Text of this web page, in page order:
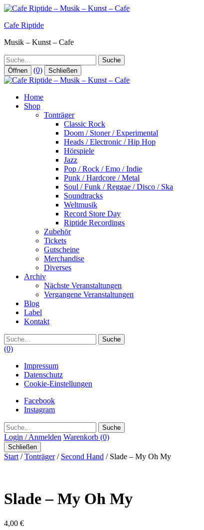
Zum
springen
Cafe Riptide
Musik – Kunst – Cafe
Suche
Öffnen (0) Schließen
Home
Shop
Tonträger
Classic Rock
Doom / Stoner / Experimental
Heads / Electronic / Hip Hop
Hörspiele
Jazz
Pop / Rock / Emo / Indie
Punk / Hardcore / Metal
Soul / Funk / Reggae / Disco / Ska
Soundtracks
Weltmusik
Record Store Day
Riptide Recordings
Zubehör
Tickets
Gutscheine
Merchandise
Diverses
Archiv
Nächste Veranstaltungen
Vergangene Veranstaltungen
Blog
Label
Kontakt
Suche
(0)
Impressum
Datenschutz
Cookie-Einstellungen
Facebook
Instagram
Suche
Login / Anmelden Warenkorb (0)
Schließen
Start /Tonträger/ Second Hand / Slade – My Oh My
Slade – My Oh My
4,00 €